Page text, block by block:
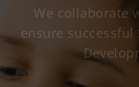
We collaborate
ensure successful